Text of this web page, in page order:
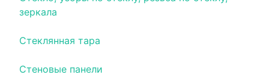
зеркала
Стеклянная тара
Стеновые панели